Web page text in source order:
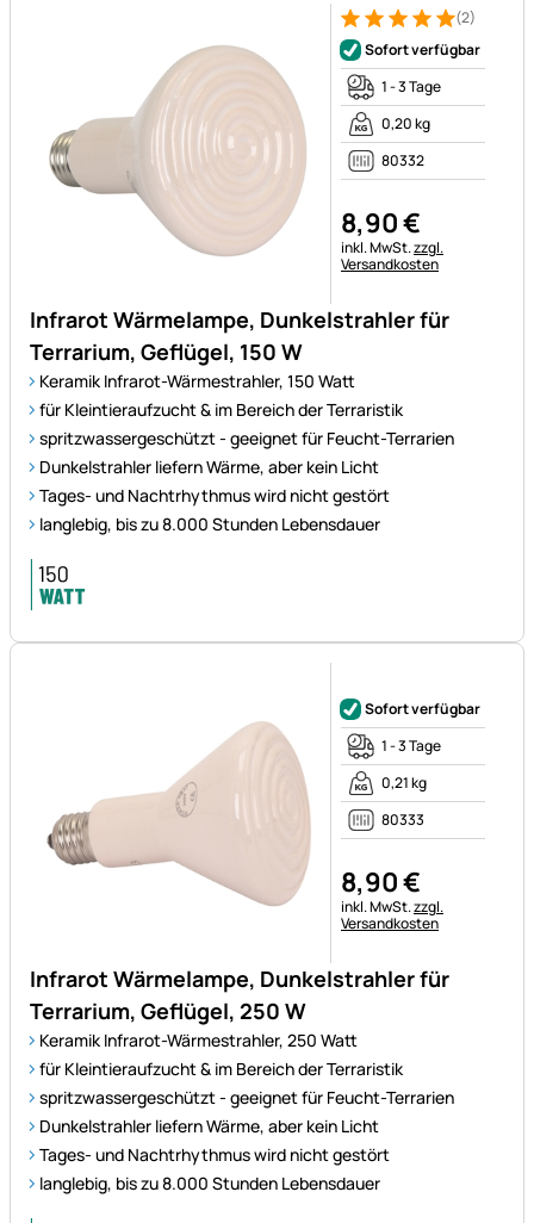
Infrarot Wärmelampe, Dunkelstrahler für
Terrarium, Geflügel, 150 W
Keramik Infrarot-Wärmestrahler, 150 Watt
für Kleintieraufzucht & im Bereich der Terraristik
spritzwassergeschützt - geeignet für Feucht-Terrarien
Dunkelstrahler liefern Wärme, aber kein Licht
Tages- und Nachtrhythmus wird nicht gestört
langlebig, bis zu 8.000 Stunden Lebensdauer
Bewertung: 5 von 5 (2
2 Bewertungen
(2)
Sofort verfügbar
1 - 3 Tage
0,20 kg
80332
8,90€
Steuerhinweis:
inkl. MwSt.zzgl.
Versandkosten
Infrarot Wärmelampe, Dunkelstrahler für
Terrarium, Geflügel, 250 W
Keramik Infrarot-Wärmestrahler, 250 Watt
für Kleintieraufzucht & im Bereich der Terraristik
spritzwassergeschützt - geeignet für Feucht-Terrarien
Dunkelstrahler liefern Wärme, aber kein Licht
Tages- und Nachtrhythmus wird nicht gestört
langlebig, bis zu 8.000 Stunden Lebensdauer
Sofort verfügbar
1 - 3 Tage
0,21 kg
80333
8,90€
Steuerhinweis:
inkl. MwSt.zzgl.
Versandkosten